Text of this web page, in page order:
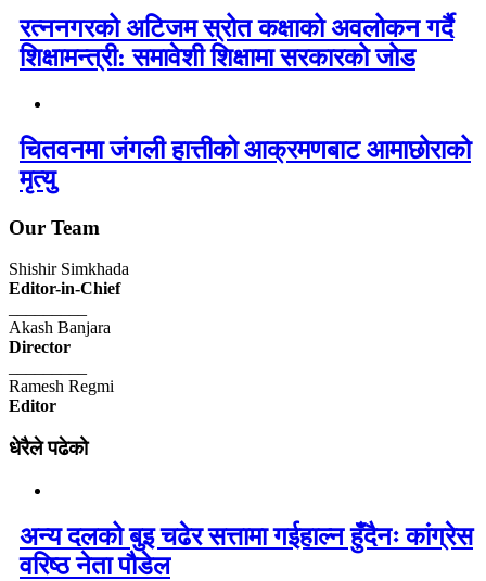
रत्ननगरको अटिजम स्रोत कक्षाको अवलोकन गर्दै
शिक्षामन्त्री: समावेशी शिक्षामा सरकारको जोड
चितवनमा जंगली हात्तीको आक्रमणबाट आमाछोराको
मृत्यु
Our Team
Shishir Simkhada
Editor-in-Chief
Akash Banjara
Director
Ramesh Regmi
Editor
धेरैले पढेको
अन्य दलको बुइ चढेर सत्तामा गईहाल्न हुँदैनः कांग्रेस
वरिष्ठ नेता पौडेल